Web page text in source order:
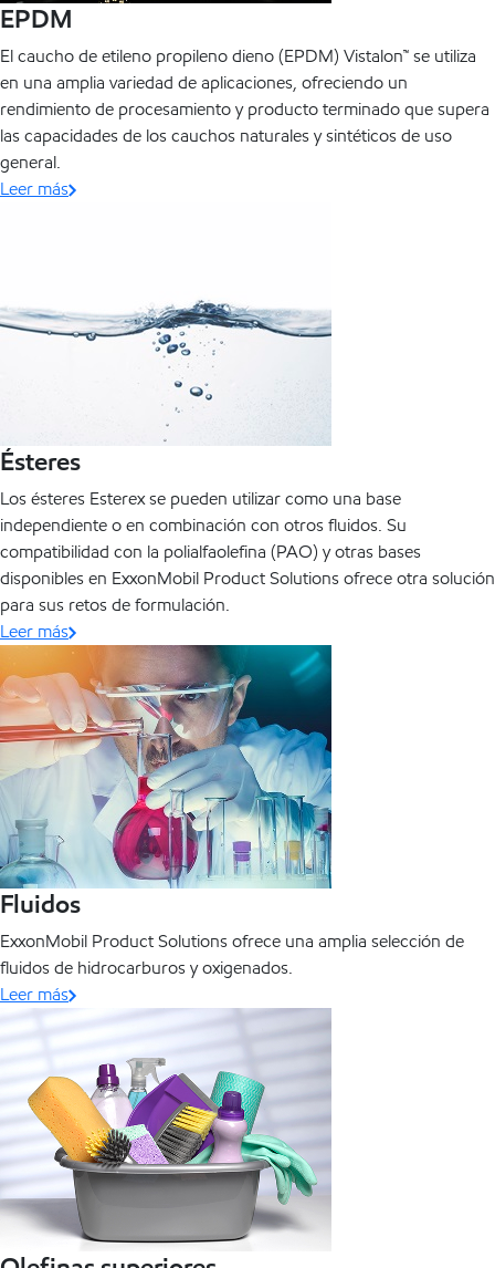
EPDM
El caucho de etileno propileno dieno (EPDM) Vistalon™ se utiliza
en una amplia variedad de aplicaciones, ofreciendo un
rendimiento de procesamiento y producto terminado que supera
las capacidades de los cauchos naturales y sintéticos de uso
general.
Leer más
Ésteres
Los ésteres Esterex se pueden utilizar como una base
independiente o en combinación con otros fluidos. Su
compatibilidad con la polialfaolefina (PAO) y otras bases
disponibles en ExxonMobil Product Solutions ofrece otra solución
para sus retos de formulación.
Leer más
Fluidos
ExxonMobil Product Solutions ofrece una amplia selección de
fluidos de hidrocarburos y oxigenados.
Leer más